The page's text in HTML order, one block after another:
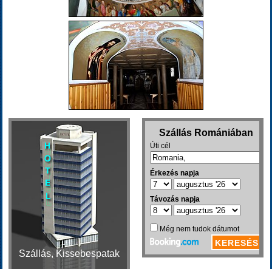
Szállás, Kissebespatak